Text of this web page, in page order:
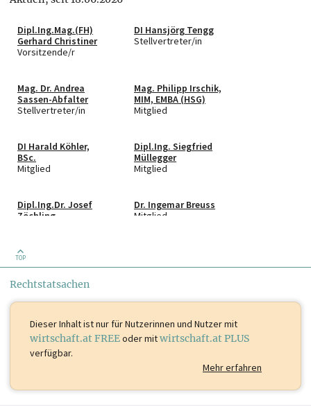
Dipl.Ing.Mag.(FH)
Gerhard Christiner
Vorsitzende/r
DI Hansjörg Tengg
Stellvertreter/in
Mag. Dr. Andrea
Sassen-Abfalter
Stellvertreter/in
Mag. Philipp Irschik,
MIM, EMBA (HSG)
Mitglied
DI Harald Köhler,
BSc.
Mitglied
Dipl.Ing. Siegfried
Müllegger
Mitglied
Dipl.Ing.Dr. Josef
Zöchling
Dr. Ingemar Breuss
Mitglied
Dr. Johann Sereinig
Ing. Gerhard
Benckendorff
Mitglied
Mag. Frederik Tengg
Mitglied
Kolobratnik
Trattler
TOP
Rechtstatsachen
Dieser Inhalt istnur für Nutzerinnen und Nutzer mit
wirtschaft.at FREEoder mitwirtschaft.at PLUS
verfügbar.
Mehr erfahren